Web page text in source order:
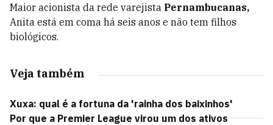
Maior acionista da rede varejista Pernambucanas,
Anita está em coma há seis anos e não tem filhos
biológicos.
Veja também
Xuxa: qual é a fortuna da 'rainha dos baixinhos'
Por que a Premier League virou um dos ativos